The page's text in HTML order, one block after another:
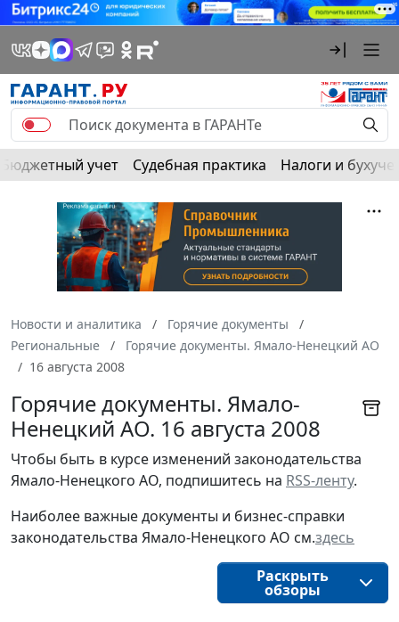
Бюджетный учет Судебная практика Налоги и
Новости и аналитика
Горячие документы
Региональные
Горячие документы. Ямало-Ненецкий АО
16 августа 2008
Горячие документы. Ямало-
Ненецкий АО. 16 августа 2008
Чтобы быть в курсе изменений законодательства
Ямало-Ненецкого АО, подпишитесь на RSS-ленту.
Наиболее важные документы и бизнес-справки
законодательства Ямало-Ненецкого АО см.здесь
Раскрыть
обзоры